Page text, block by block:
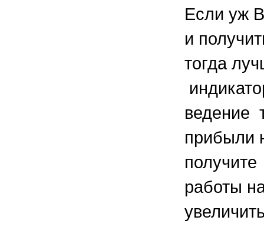
Если уж
и
тогда
ведение
прибыли
работы